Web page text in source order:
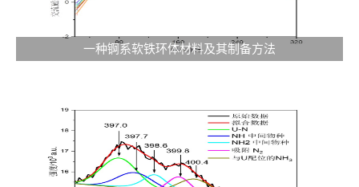
一种锕系软铁环体材料及其制备方法